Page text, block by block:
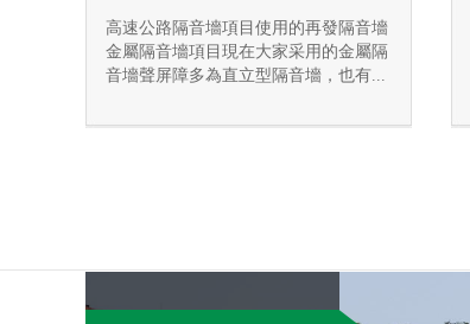
高速公路隔音墻項目使用的再發隔音墻
金屬隔音墻項目現在大家采用的金屬隔
音墻聲屏障多為直立型隔音墻，也有...